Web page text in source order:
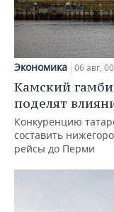
Экономика 06 авг,
Камский
поделят
Конкуренцию
составить
рейсы до Перми